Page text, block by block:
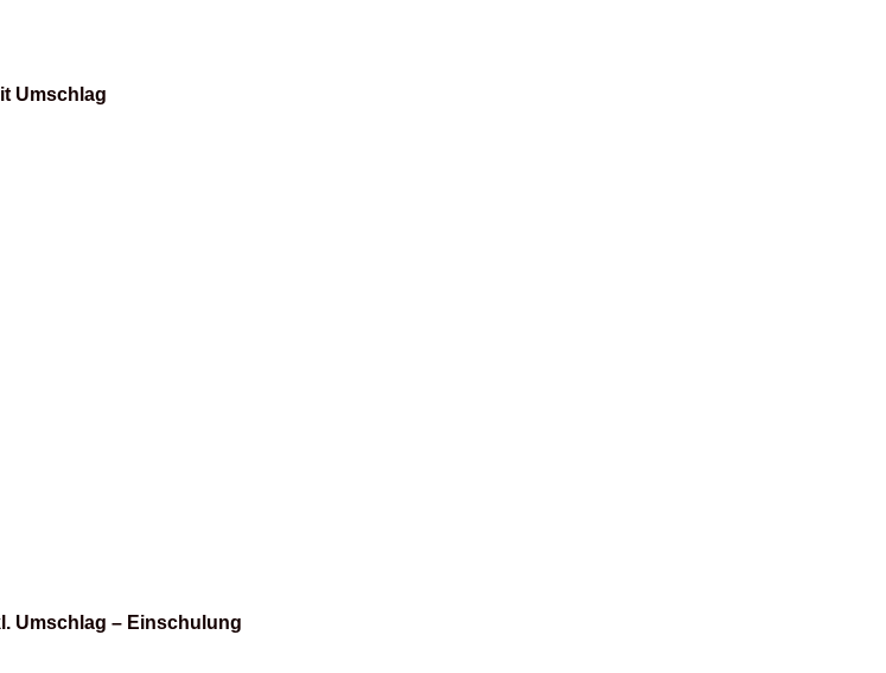
Umschlag
Umschlag – Einschulung